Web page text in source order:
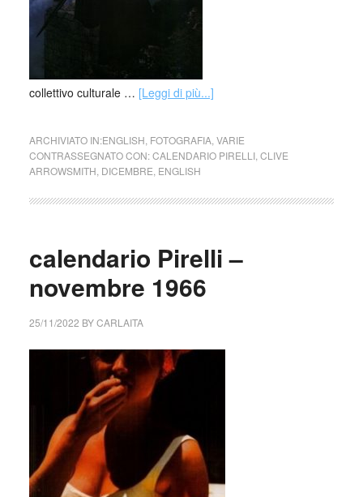
collettivo culturale … [Leggi di più...]
ARCHIVIATO IN:ENGLISH FOTOGRAFIA, VARIE
CONTRASSEGNATO CON:CALENDARIO PIRELLI, CLIVE
ARROWSMITH DICEMBRE ENGLISH
calendario Pirelli –
novembre 1966
25/11/2022 BYCARLAITA